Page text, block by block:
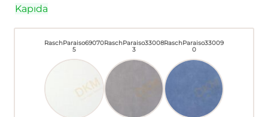
Kapıda
RaschParaiso69070
5
RaschParaiso33008
3
RaschParaiso33009
0